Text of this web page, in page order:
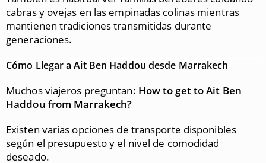
cabras y ovejas en las empinadas colinas mientras
mantienen tradiciones transmitidas durante
generaciones.
Cómo Llegar a Ait Ben Haddou desde Marrakech
Muchos viajeros preguntan: How to get to Ait Ben
Haddou from Marrakech?
Existen varias opciones de transporte disponibles
según el presupuesto y el nivel de comodidad
deseado.